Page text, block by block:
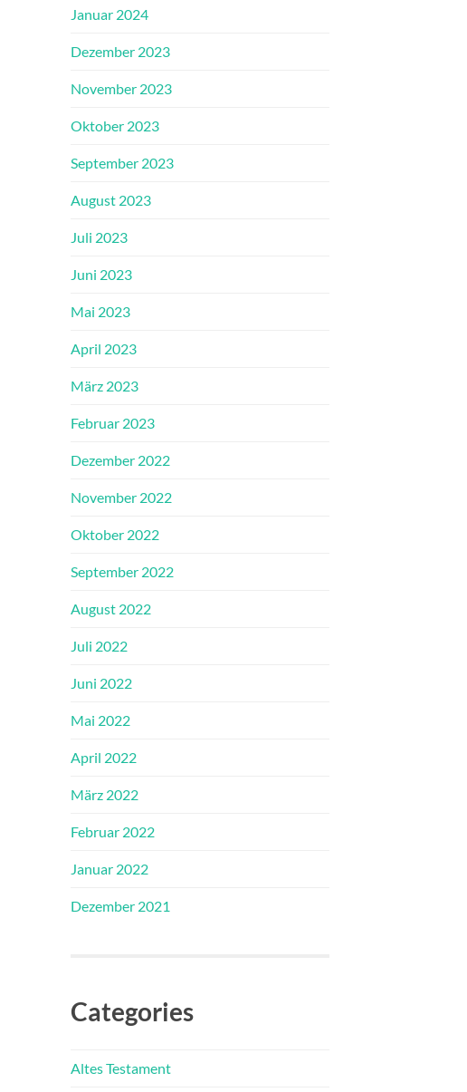
Januar 2024
Dezember 2023
November 2023
Oktober 2023
September 2023
August 2023
Juli 2023
Juni 2023
Mai 2023
April 2023
März 2023
Februar 2023
Dezember 2022
November 2022
Oktober 2022
September 2022
August 2022
Juli 2022
Juni 2022
Mai 2022
April 2022
März 2022
Februar 2022
Januar 2022
Dezember 2021
Categories
Altes Testament